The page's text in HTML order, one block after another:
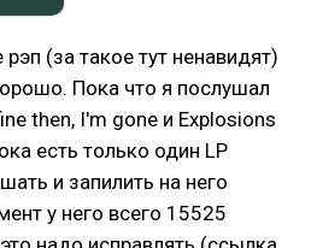
(за такое тут ненавидят)
Пока что я послушал
then, I'm gone и Explosions
есть только один LP
и запилить на него
у него всего 15525